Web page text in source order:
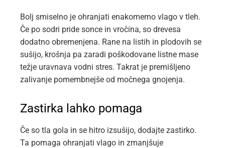
Bolj smiselno je ohranjati enakomerno vlago v tleh.
Če po sodri pride sonce in vročina, so drevesa
dodatno obremenjena. Rane na listih in plodovih se
sušijo, krošnja pa zaradi poškodovane listne mase
težje uravnava vodni stres. Takrat je premišljeno
zalivanje pomembnejše od močnega gnojenja.
Zastirka lahko pomaga
Če so tla gola in se hitro izsušijo, dodajte zastirko.
Ta pomaga ohranjati vlago in zmanjšuje